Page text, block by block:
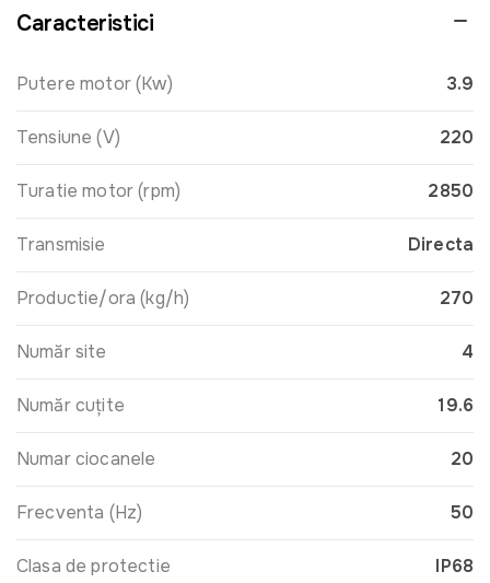
Caracteristici
Putere motor (Kw) 3.9
Tensiune (V) 220
Turatie motor (rpm) 2850
Transmisie Directa
Productie/ora (kg/h) 270
Număr site 4
Număr cuțite 19.6
Numar ciocanele 20
Frecventa (Hz) 50
Clasa de protectie IP68